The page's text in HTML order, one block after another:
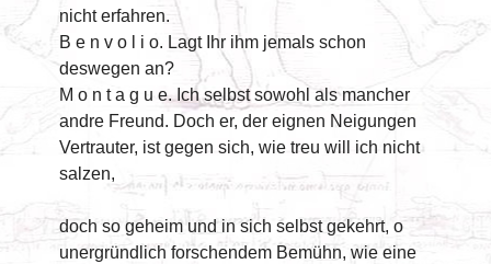
nicht erfahren.
B e n v o l i o. Lagt Ihr ihm jemals schon
deswegen an?
M o n t a g u e. Ich selbst sowohl als mancher
andre Freund. Doch er, der eignen Neigungen
Vertrauter, ist gegen sich, wie treu will ich nicht
salzen,
doch so geheim und in sich selbst gekehrt, o
unergründlich forschendem Bemühn, wie eine